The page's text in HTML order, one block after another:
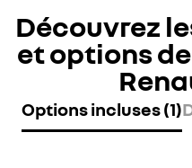
Découvrez
et options
Options incluses (1)